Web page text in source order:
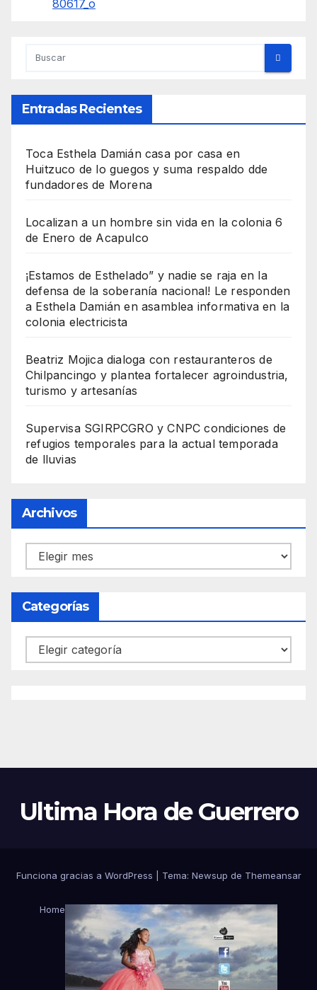
Entradas Recientes
Toca Esthela Damián casa por casa en
Huitzuco de lo guegos y suma respaldo dde
fundadores de Morena
Localizan a un hombre sin vida en la colonia 6
de Enero de Acapulco
¡Estamos de Esthelado” y nadie se raja en la
defensa de la soberanía nacional! Le responden
a Esthela Damián en asamblea informativa en la
colonia electricista
Beatriz Mojica dialoga con restauranteros de
Chilpancingo y plantea fortalecer agroindustria,
turismo y artesanías
Supervisa SGIRPCGRO y CNPC condiciones de
refugios temporales para la actual temporada
de lluvias
Archivos
Archivos
Categorías
Categorías
Ultima Hora de Guerrero
Funciona gracias a WordPress Tema: Newsup de Themeansar
Home